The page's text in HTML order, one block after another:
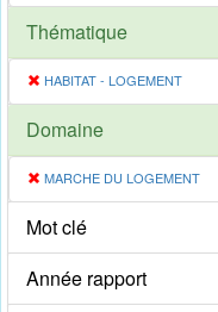
Thématique
HABITAT - LOGEMENT
Domaine
MARCHE DU LOGEMENT
Mot clé
Année rapport